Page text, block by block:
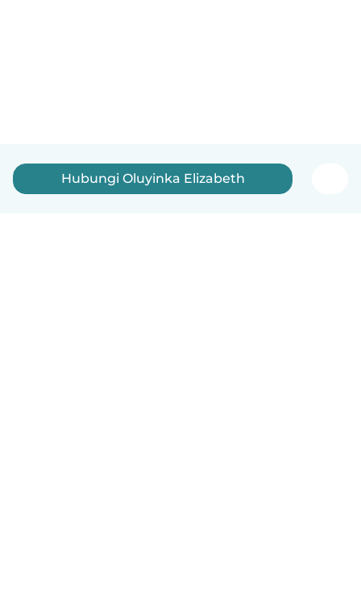
Hubungi Oluyinka Elizabeth